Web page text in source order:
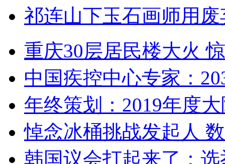
祁连山下玉石画师用
重庆30层居民楼大火
中国疾控中心专家：
年终策划：2019年度
悼念冰桶挑战发起人
韩国议会打起来了：